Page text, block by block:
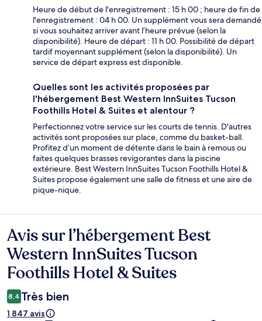
Heure de début de l'enregistrement : 15 h 00 ; heure de fin de
l'enregistrement : 04 h 00. Un supplément vous sera demandé
si vous souhaitez arriver avant l’heure prévue (selon la
disponibilité). Heure de départ : 11 h 00. Possibilité de départ
tardif moyennant supplément (selon la disponibilité). Un
service de départ express est disponible.
Quelles sont les activités proposées par
l'hébergement Best Western InnSuites Tucson
Foothills Hotel & Suites et alentour ?
Perfectionnez votre service sur les courts de tennis. D'autres
activités sont proposées sur place, comme du basket-ball.
Profitez d’un moment de détente dans le bain à remous ou
faites quelques brasses revigorantes dans la piscine
extérieure. Best Western InnSuites Tucson Foothills Hotel &
Suites propose également une salle de fitness et une aire de
pique-nique.
Avis
Avis sur l’hébergement Best
Western InnSuites Tucson
Foothills Hotel & Suites
8,4 Très bien
1 847 avis